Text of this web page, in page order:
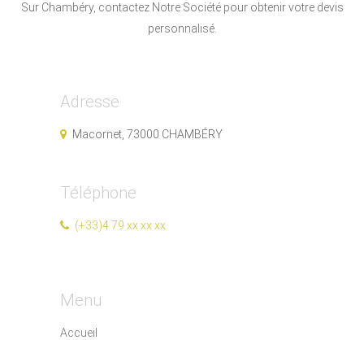
Sur Chambéry, contactez Notre Société pour obtenir votre devis
personnalisé.
Adresse
Macornet, 73000 CHAMBÉRY
Téléphone
(+33)4 79 xx xx xx
Menu
Accueil